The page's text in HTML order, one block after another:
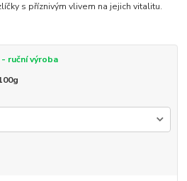
s příznivým vlivem na jejich vitalitu.
ruční výroba